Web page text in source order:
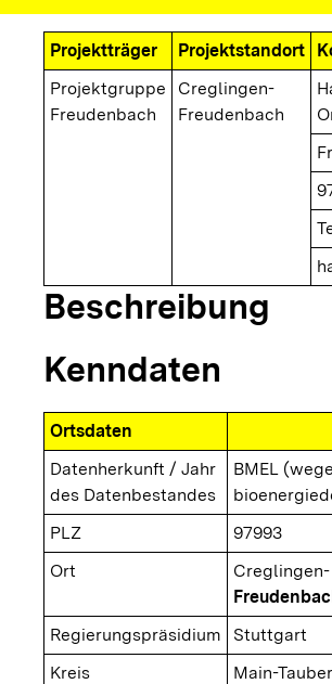
Projektträger Projektstandort
Projektgruppe
Freudenbach
Creglingen-
Freudenbach
Beschreibung
Kenndaten
Ortsdaten
Datenherkunft / Jahr
des Datenbestandes
BMEL
PLZ
97993
Ort
Creglingen-
Regierungspräsidium
Stuttgart
Kreis
Main-